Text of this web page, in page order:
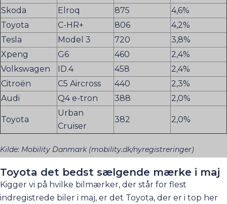
Skoda
Elroq 875
4,6%
Toyota
C-HR+ 806
4,2%
Tesla
Model 3 720
3,8%
Xpeng
G6 460
2,4%
Volkswagen
ID.4 458
2,4%
Citroën
C5 Aircross 440
2,3%
Audi
Q4 e-tron 388 2,0%
Toyota
Urban
Cruiser
382 2,0%
Kilde: Mobility Danmark (mobility.dk/nyregistreringer)
Toyota det bedst sælgende mærke i maj
Kigger vi på hvilke bilmærker, der står for flest
indregistrede biler i maj, er det Toyota, der er i top her